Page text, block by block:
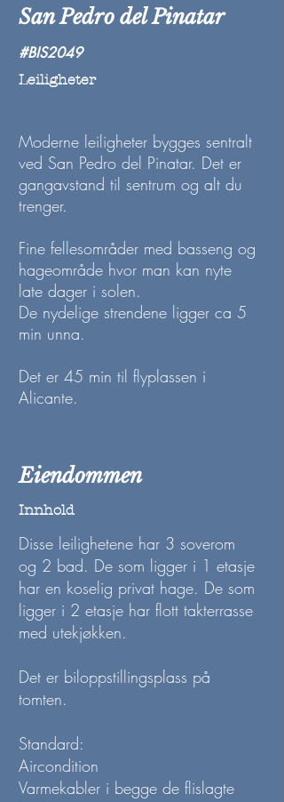
San Pedro del Pinatar
#BIS2049
Leiligheter
Moderne leiligheter bygges sentralt
ved San Pedro del Pinatar. Det er
gangavstand til sentrum og alt du
trenger.
Fine fellesområder med basseng og
hageområde hvor man kan nyte
late dager i solen.
De nydelige strendene ligger ca 5
min unna.
Det er 45 min til flyplassen i
Alicante.
Eiendommen
Innhold
Disse leilighetene har 3 soverom
og 2 bad. De som ligger i 1 etasje
har en koselig privat hage. De som
ligger i 2 etasje har flott takterrasse
med utekjøkken.
Det er biloppstillingsplass på
tomten.
Standard:
Aircondition
Varmekabler i begge de flislagte